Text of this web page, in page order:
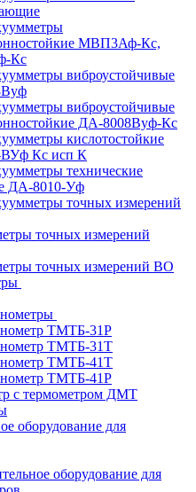
МВП3Аф-Кс,
Кс
виброустойчивые
виброустойчивые
ДА-8008Вуф-Кс
кислотостойкие
Кс исп К
технические
ДА-8010-Уф
точных измерений
точных измерений
точных измерений ВО
ТМТБ-31Р
ТМТБ-31Т
ТМТБ-41Т
ТМТБ-41Р
с термометром ДМТ
оборудование для
оборудование для